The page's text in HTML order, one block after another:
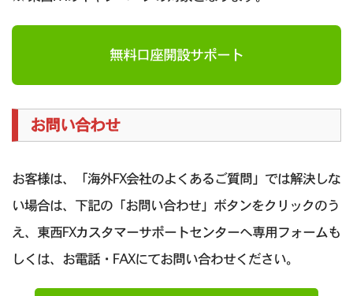
無料口座開設サポート
お問い合わせ
お客様は、「海外FX会社のよくあるご質問」では解決しな
い場合は、下記の「お問い合わせ」ボタンをクリックのう
え、東西FXカスタマーサポートセンターへ専用フォームも
しくは、お電話・FAXにてお問い合わせください。